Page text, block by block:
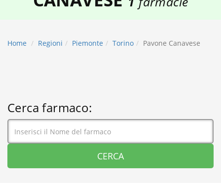
Home Regioni Piemonte Torino Pavone Canavese
Cerca farmaco: